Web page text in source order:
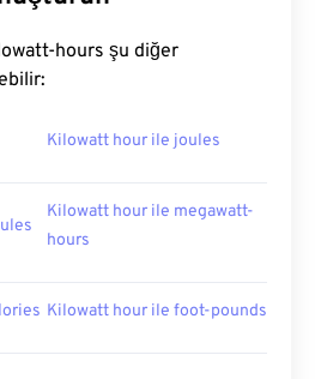
hours şu diğer
Kilowatt hour ile joules
Kilowatt hour ile megawatt-
hours
Kilowatt hour ile foot-pounds